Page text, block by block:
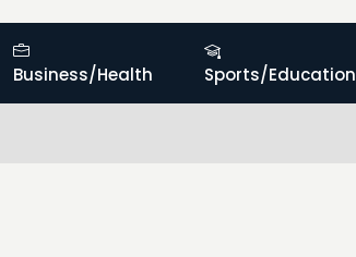
Business/Health Sports/Education